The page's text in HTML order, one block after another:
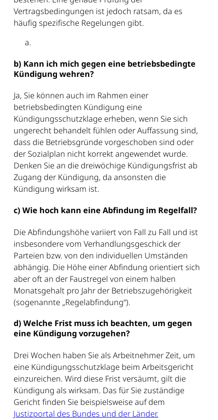
Vertragsbedingungen ist jedoch ratsam, da es
häufig spezifische Regelungen gibt.
b) Kann ich mich gegen eine betriebsbedingte
Kündigung wehren?
Ja, Sie können auch im Rahmen einer
betriebsbedingten Kündigung eine
Kündigungsschutzklage erheben, wenn Sie sich
ungerecht behandelt fühlen oder Auffassung sind,
dass die Betriebsgründe vorgeschoben sind oder
der Sozialplan nicht korrekt angewendet wurde.
Denken Sie an die dreiwöchige Kündigungsfrist ab
Zugang der Kündigung, da ansonsten die
Kündigung wirksam ist.
c) Wie hoch kann eine Abfindung im Regelfall?
Die Abfindungshöhe variiert von Fall zu Fall und ist
insbesondere vom Verhandlungsgeschick der
Parteien bzw. von den individuellen Umständen
abhängig. Die Höhe einer Abfindung orientiert sich
aber oft an der Faustregel von einem halben
Monatsgehalt pro Jahr der Betriebszugehörigkeit
(sogenannte „Regelabfindung“).
d) Welche Frist muss ich beachten, um gegen
eine Kündigung vorzugehen?
Drei Wochen haben Sie als Arbeitnehmer Zeit, um
eine Kündigungsschutzklage beim Arbeitsgericht
einzureichen. Wird diese Frist versäumt, gilt die
Kündigung als wirksam. Das für Sie zuständige
Gericht finden Sie beispielsweise auf dem
Justizportal des Bundes und der Länder.